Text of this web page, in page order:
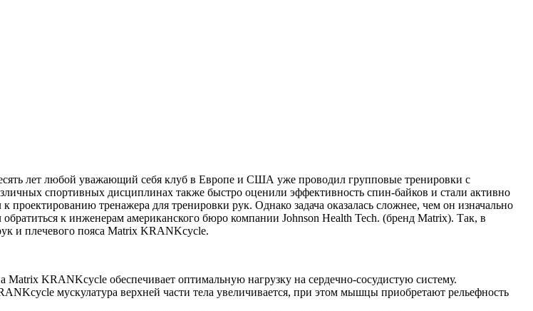
лет любой уважающий себя клуб в Европе и США уже проводил групповые тренировки с
спортивных дисциплинах также быстро оценили эффективность спин-байков и стали активно
тренажера для тренировки рук. Однако задача оказалась сложнее, чем он изначально
к инженерам американского бюро компании Johnson Health Tech. (бренд Matrix). Так, в
и плечевого пояса Matrix KRANKcycle.
KRANKcycle обеспечивает оптимальную нагрузку на сердечно-сосудистую систему.
мускулатура верхней части тела увеличивается, при этом мышцы приобретают рельефность